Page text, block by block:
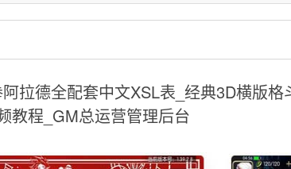
拉德全配套中文XSL表_经典3D横版
教程_GM总运营管理后台